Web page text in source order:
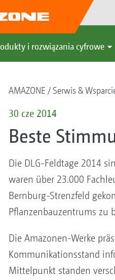
i rozwiązania cyfrowe
AMAZONE Serwis &
30 cze 2014
Beste
Die DLG-Feldtage 2014
waren über 23.000
Bernburg-Strenzfeld
Pflanzenbauzentrums zu
Die Amazonen-Werke
Kommunikationsstand
Mittelpunkt standen